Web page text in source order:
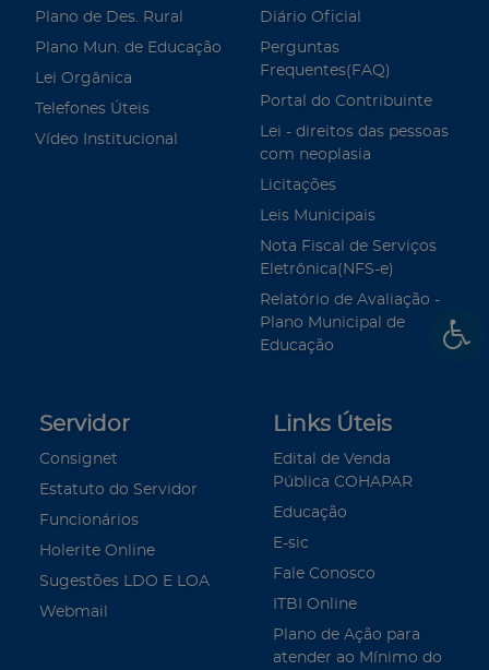
Plano de Des. Rural
Plano Mun. de Educação
Lei Orgânica
Telefones Úteis
Vídeo Institucional
Diário Oficial
Perguntas
Frequentes(FAQ)
Portal do Contribuinte
Lei - direitos das pessoas
com neoplasia
Licitações
Leis Municipais
Nota Fiscal de Serviços
Eletrônica(NFS-e)
Relatório de Avaliação -
Plano Municipal de
Educação
Servidor
Consignet
Estatuto do Servidor
Funcionários
Holerite Online
Sugestões LDO E LOA
Webmail
Links Úteis
Edital de Venda
Pública COHAPAR
Educação
E-sic
Fale Conosco
ITBI Online
Plano de Ação para
atender ao Mínimo do